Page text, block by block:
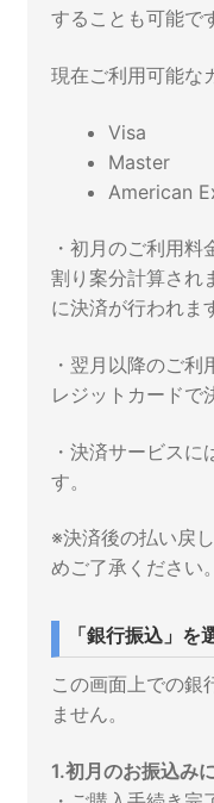
することも可能で
現在ご利用可能な
Visa
Master
American
・初月のご利用
割り案分計算され
に決済が行われま
・翌月以降のご
レジットカードで
・決済サービス
す。
※決済後の払い戻
めご了承ください。
「銀行振込」を
この画面上での銀
ません。
1.初月のお振込み